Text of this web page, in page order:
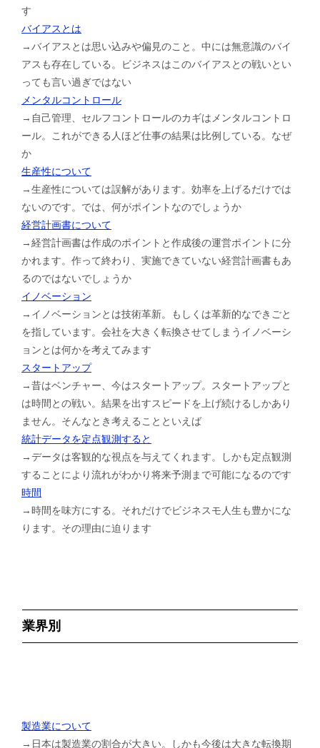
す
バイアスとは
→バイアスとは思い込みや偏見のこと。中には無意識のバイ
アスも存在している。ビジネスはこのバイアスとの戦いとい
っても言い過ぎではない
メンタルコントロール
→自己管理、セルフコントロールのカギはメンタルコントロ
ール。これができる人ほど仕事の結果は比例している。なぜ
か
生産性について
→生産性については誤解があります。効率を上げるだけでは
ないのです。では、何がポイントなのでしょうか
経営計画書について
→経営計画書は作成のポイントと作成後の運営ポイントに分
かれます。作って終わり、実施できていない経営計画書もあ
るのではないでしょうか
イノベーション
→イノベーションとは技術革新。もしくは革新的なできごと
を指しています。会社を大きく転換させてしまうイノベーシ
ョンとは何かを考えてみます
スタートアップ
→昔はベンチャー、今はスタートアップ。スタートアップと
は時間との戦い。結果を出すスピードを上げ続けるしかあり
ません。そんなとき考えることといえば
統計データを定点観測すると
→データは客観的な視点を与えてくれます。しかも定点観測
することにより流れがわかり将来予測まで可能になるのです
時間
→時間を味方にする。それだけでビジネスモ人生も豊かにな
ります。その理由に迫ります
業界別
製造業について
→日本は製造業の割合が大きい。しかも今後は大きな転換期